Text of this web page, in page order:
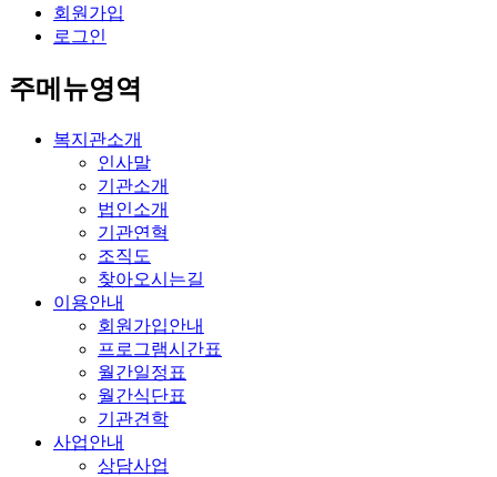
회원가입
로그인
주메뉴영역
복지관소개
인사말
기관소개
법인소개
기관연혁
조직도
찾아오시는길
이용안내
회원가입안내
프로그램시간표
월간일정표
월간식단표
기관견학
사업안내
상담사업